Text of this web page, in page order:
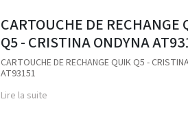
CARTOUCHE DE RECHANGE
Q5 - CRISTINA ONDYNA
CARTOUCHE DE RECHANGE QUIK Q5 -
AT93151
Lire la suite